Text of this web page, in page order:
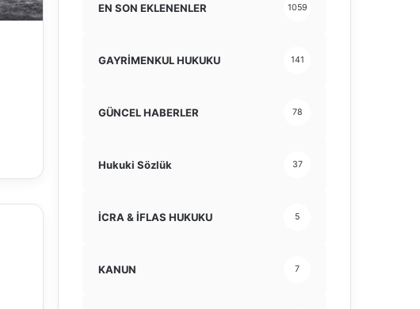
EN SON EKLENENLER 1059
GAYRİMENKUL HUKUKU 141
GÜNCEL HABERLER 78
Hukuki Sözlük 37
İCRA & İFLAS HUKUKU 5
KANUN 7